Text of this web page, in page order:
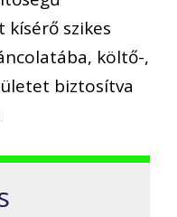
szikes
költő-,
biztosítva